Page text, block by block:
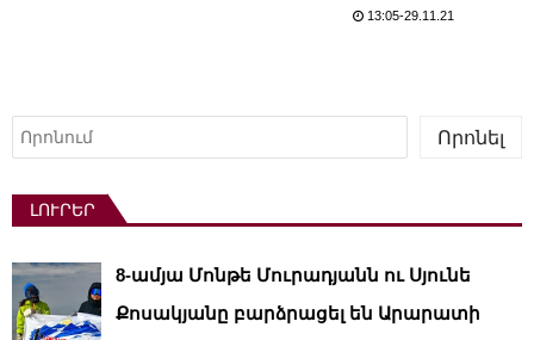
13:05-29.11.21
Որոնել
Որոնել
ԼՈՒՐԵՐ
8-ամյա Մոնթե Մուրադյանն ու Սյունե
Քոսակյանը բարձրացել են Արարատի